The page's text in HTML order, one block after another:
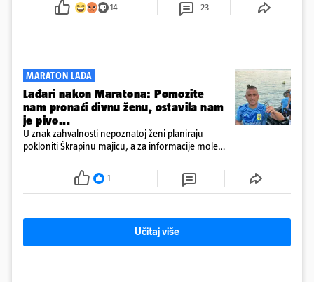
14 23
MARATON LAĐA
Lađari nakon Maratona: Pomozite
nam pronaći divnu ženu, ostavila nam
je pivo...
U znak zahvalnosti nepoznatoj ženi planiraju
pokloniti Škrapinu majicu, a za informacije mole
1
Učitaj više